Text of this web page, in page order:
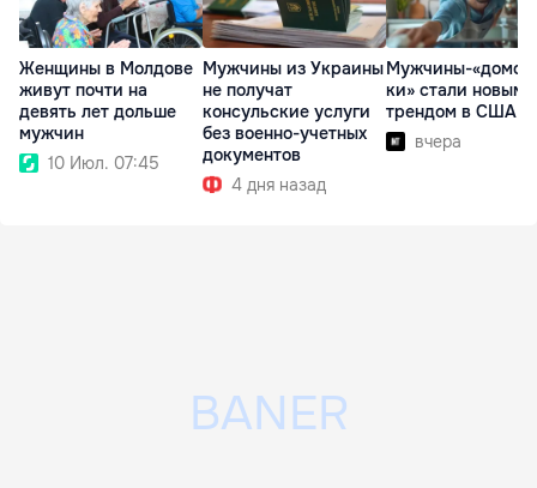
Женщины в Молдове
живут почти на
девять лет дольше
мужчин
10 Июл. 07:45
Мужчины из Украины
не получат
консульские услуги
без военно-учетных
документов
4 дня назад
Мужчины-
ки» стали новым
трендом в США
вчера